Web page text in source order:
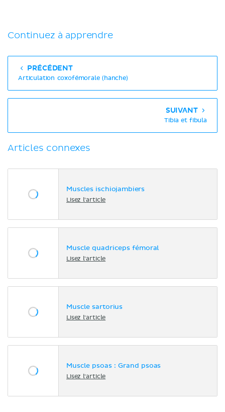
Continuez à apprendre
PRÉCÉDENT
Articulation coxofémorale (hanche)
SUIVANT
Tibia et fibula
Articles connexes
Muscles ischiojambiers
Lisez l'article
Muscle quadriceps fémoral
Lisez l'article
Muscle sartorius
Lisez l'article
Muscle psoas : Grand psoas
Lisez l'article